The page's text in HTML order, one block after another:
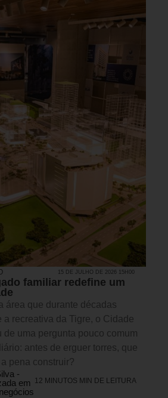
15 DE JULHO DE 2026 15H00
familiar redefine um
área que durante décadas
a recreativa da Tigre, o Cidade
de uma pergunta pouco comum
antes de erguer torres, que
pena construir?
-
em
12 MINUTOS MIN DE LEITURA